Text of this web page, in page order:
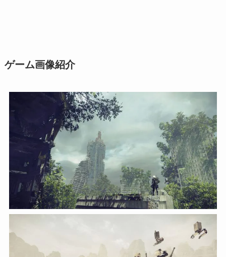
ゲーム画像紹介